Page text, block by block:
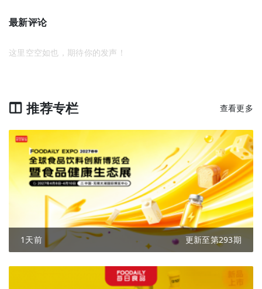
最新评论
这里空空如也，期待你的发声！
推荐专栏 查看更多
1天前 更新至第293期